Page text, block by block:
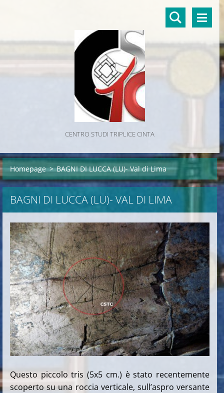
CENTRO STUDI TRIPLICE CINTA
Homepage > BAGNI DI LUCCA (LU)- Val di Lima
BAGNI DI LUCCA (LU)- VAL DI LIMA
Questo piccolo tris (5x5 cm.) è stato recentemente
scoperto su una roccia verticale, sull’aspro versante